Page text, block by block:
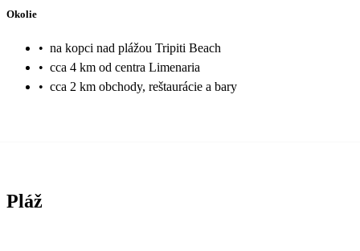
Okolie
• na kopci nad plážou Tripiti Beach
• cca 4 km od centra Limenaria
• cca 2 km obchody, reštaurácie a bary
Pláž